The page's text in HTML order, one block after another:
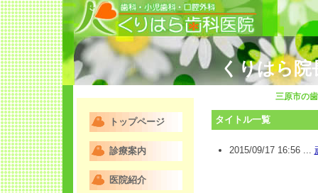
くりはら院
三原市の
タイトル一覧
2015/09/17 16:56 ...
トップページ
診療案内
医院紹介